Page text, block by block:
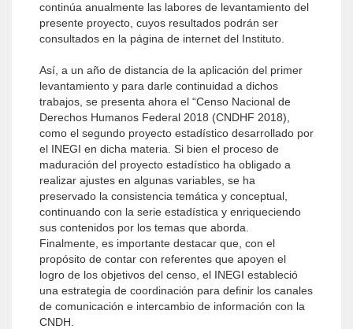
continúa anualmente las labores de levantamiento del
presente proyecto, cuyos resultados podrán ser
consultados en la página de internet del Instituto.
Así, a un año de distancia de la aplicación del primer
levantamiento y para darle continuidad a dichos
trabajos, se presenta ahora el “Censo Nacional de
Derechos Humanos Federal 2018 (CNDHF 2018),
como el segundo proyecto estadístico desarrollado por
el INEGI en dicha materia. Si bien el proceso de
maduración del proyecto estadístico ha obligado a
realizar ajustes en algunas variables, se ha
preservado la consistencia temática y conceptual,
continuando con la serie estadística y enriqueciendo
sus contenidos por los temas que aborda.
Finalmente, es importante destacar que, con el
propósito de contar con referentes que apoyen el
logro de los objetivos del censo, el INEGI estableció
una estrategia de coordinación para definir los canales
de comunicación e intercambio de información con la
CNDH.